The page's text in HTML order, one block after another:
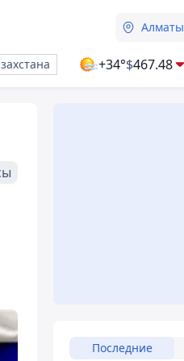
Алматы
+34°$467.48
Последние